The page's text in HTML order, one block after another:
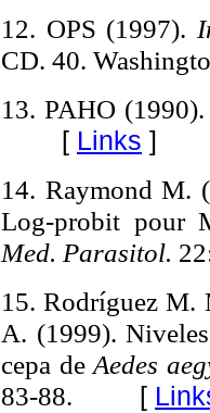
12. OPS (1997).
CD. 40.
13. PAHO
[ Links ]
14. Raymond M.
Log-probit pour
Med. Parasitol.
15. Rodríguez M.
A. (1999).
cepa deAedes
83-88.
[